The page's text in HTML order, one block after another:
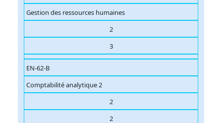
Gestion des ressources humaines
2
3
EN-62-B
Comptabilité analytique 2
2
2